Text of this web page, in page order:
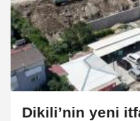
Dikili’nin yeni